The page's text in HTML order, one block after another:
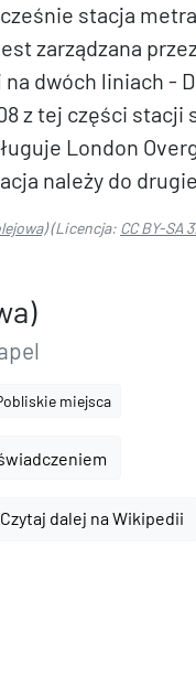
stacja
zarządzana
dwóch liniach -
z tej części stacji
London
należy do
(Licencja: CC BY-SA
miejsca
Czytaj dalej na Wikipedii